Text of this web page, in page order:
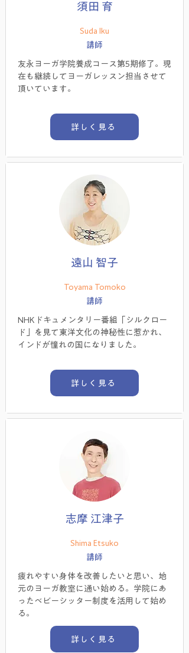
須田 育
Suda Iku
講師
友永ヨーガ学院養成コース第5期修了。現
在も継続してヨーガレッスン担当させて
頂いています。
詳しく見る
遠山 智子
Toyama Tomoko
講師
NHKドキュメンタリー番組「シルクロー
ド」を見て東洋文化の神秘性に惹かれ、
インドが憧れの国になりました。
詳しく見る
志摩 江津子
Shima Etsuko
講師
疲れやすい身体を改善したいと思い、地
元のヨーガ教室に通い始める。学院にあ
ったベビーシッター制度を活用して始め
る。
詳しく見る